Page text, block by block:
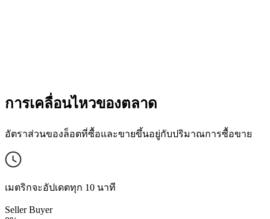
การเคลื่อนไหวของตลาด
อัตราส่วนของล็อตที่ซื้อและขายขึ้นอยู่กับปริมาณการซื้อขาย
เมตริกจะอัปเดตทุก 10 นาที
Seller Buyer